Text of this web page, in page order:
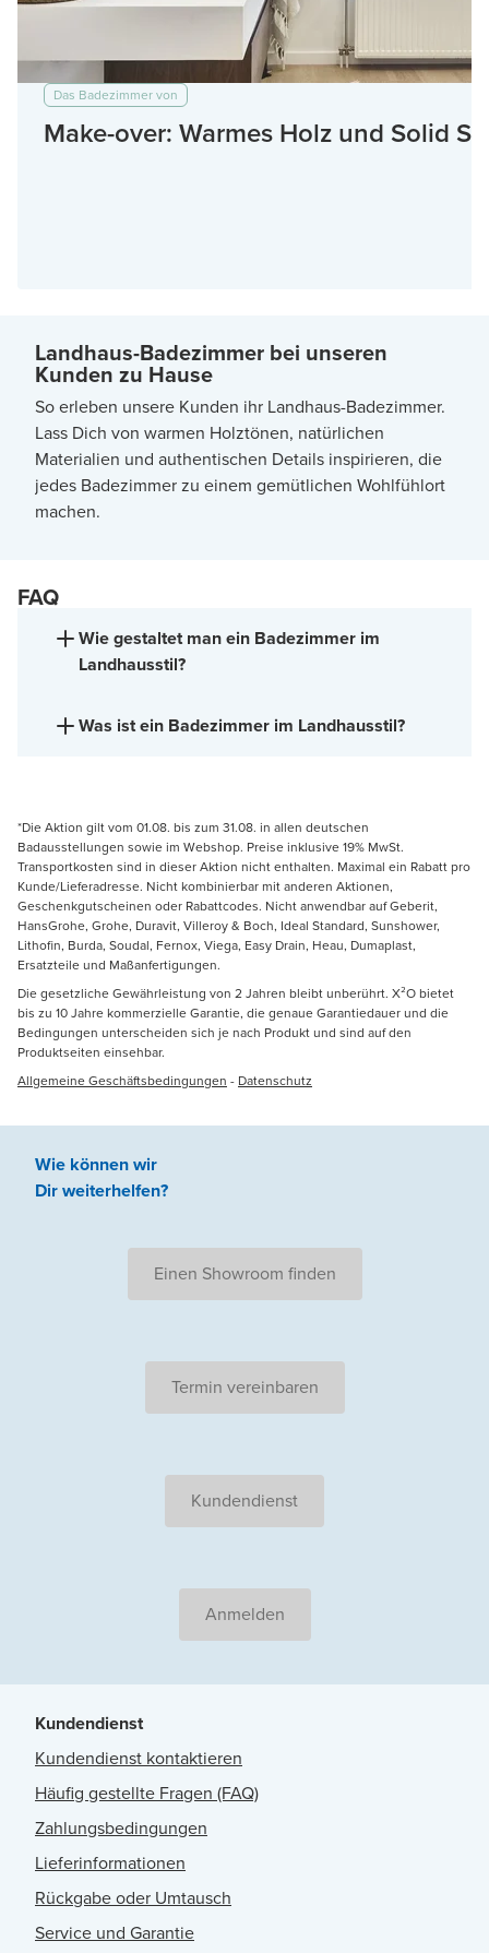
Das Badezimmer von
Make-over: Warmes Holz und Solid
Landhaus-Badezimmer bei unseren
Kunden zu Hause
So erleben unsere Kunden ihr Landhaus-Badezimmer.
Lass Dich von warmen Holztönen, natürlichen
Materialien und authentischen Details inspirieren, die
jedes Badezimmer zu einem gemütlichen Wohlfühlort
machen.
FAQ
Wie gestaltet man ein Badezimmer im
Landhausstil?
Was ist ein Badezimmer im Landhausstil?
*Die Aktion gilt vom 01.08. bis zum 31.08. in allen deutschen
Badausstellungen sowie im Webshop. Preise inklusive 19% MwSt.
Transportkosten sind in dieser Aktion nicht enthalten. Maximal ein Rabatt pro
Kunde/Lieferadresse. Nicht kombinierbar mit anderen Aktionen,
Geschenkgutscheinen oder Rabattcodes. Nicht anwendbar auf Geberit,
HansGrohe, Grohe, Duravit, Villeroy & Boch, Ideal Standard, Sunshower,
Lithofin, Burda, Soudal, Fernox, Viega, Easy Drain, Heau, Dumaplast,
Ersatzteile und Maßanfertigungen.
Die gesetzliche Gewährleistung von 2 Jahren bleibt unberührt. X²O bietet
bis zu 10 Jahre kommerzielle Garantie, die genaue Garantiedauer und die
Bedingungen unterscheiden sich je nach Produkt und sind auf den
Produktseiten einsehbar.
Allgemeine Geschäftsbedingungen - Datenschutz
Wie können wir
Dir weiterhelfen?
Einen Showroom finden
Termin vereinbaren
Kundendienst
Anmelden
Kundendienst
Kundendienst kontaktieren
Häufig gestellte Fragen (FAQ)
Zahlungsbedingungen
Lieferinformationen
Rückgabe oder Umtausch
Service und Garantie